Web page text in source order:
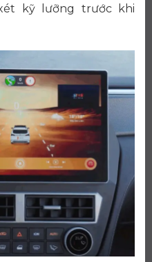
kỹ lưỡng trước khi